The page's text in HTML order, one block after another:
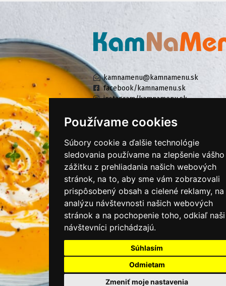
Používame cookies
Súbory cookie a ďalšie technológie
sledovania používame na zlepšenie vášho
zážitku z prehliadania našich webových
stránok, na to, aby sme vám zobrazovali
prispôsobený obsah a cielené reklamy, na
analýzu návštevnosti našich webových
stránok a na pochopenie toho, odkiaľ naši
návštevníci prichádzajú.
Súhlasím
Odmietam
Zmeniť moje nastavenia
kamnamenu@kamnamenu.sk
facebook/kamnamenu.sk
instagram/kamnamenu.sk
PRIHLÁSIŤ SA DO ZÁKAZNÍCKEJ ZÓNY
Všeobecné obchodné podmienky
Ochrana osobných údajov
Cookies
Moje KamNaMenu
Pridať reštauráciu
Cenník balíkov